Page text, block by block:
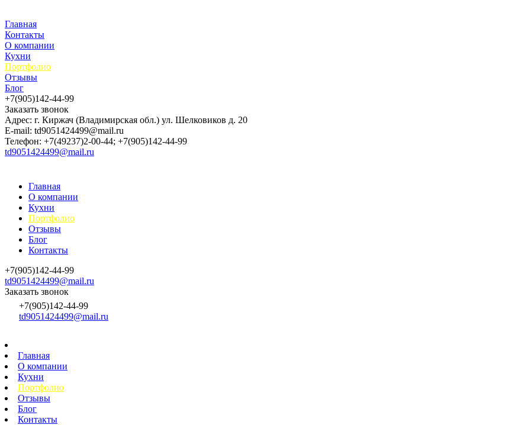
Главная
Контакты
О компании
Кухни
Портфолио
Отзывы
Блог
+7(905)142-44-99
Заказать звонок
Адрес: г. Киржач (Владимирская обл.) ул. Шелковиков д. 20
E-mail: td9051424499@mail.ru
Телефон: +7(49237)2-00-44; +7(905)142-44-99
td9051424499@mail.ru
Главная
О компании
Кухни
Портфолио
Отзывы
Блог
Контакты
+7(905)142-44-99
td9051424499@mail.ru
Заказать звонок
+7(905)142-44-99
td9051424499@mail.ru
Главная
О компании
Кухни
Портфолио
Отзывы
Блог
Контакты